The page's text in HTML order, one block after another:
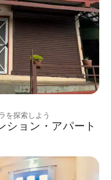
を探索しよう
ション・アパート